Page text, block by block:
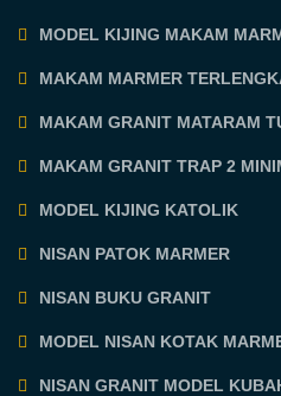
MODEL KIJING MAKAM
MAKAM MARMER
MAKAM GRANIT MATARAM
MAKAM GRANIT TRAP 2
MODEL KIJING KATOLIK
NISAN PATOK MARMER
NISAN BUKU GRANIT
MODEL NISAN KOTAK
NISAN GRANIT MODEL